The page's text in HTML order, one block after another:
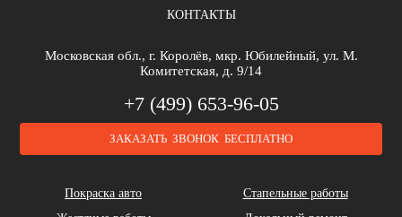
КОНТАКТЫ
Московская обл., г. Королёв, мкр. Юбилейный, ул. М.
Комитетская, д. 9/14
+7 (499) 653-96-05
ЗАКАЗАТЬ ЗВОНОК БЕСПЛАТНО
Покраска авто
Стапельные работы